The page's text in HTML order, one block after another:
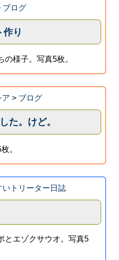
ブログ
り
様子。写真5枚。
ア > ブログ
た。けど。
。
いトリーター日誌
とエゾクサウオ。写真5